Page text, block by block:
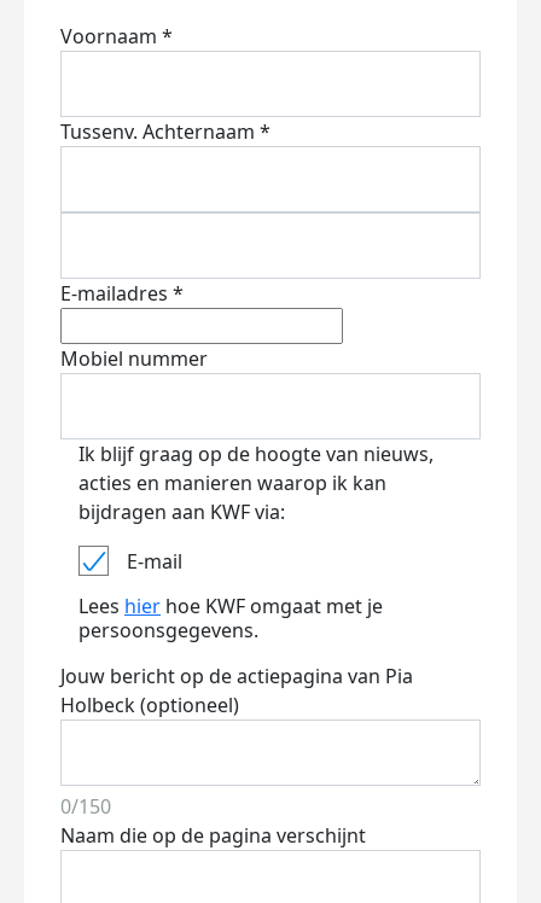
Voornaam *
Tussenv. Achternaam *
E-mailadres *
Mobiel nummer
Ik blijf graag op de hoogte van nieuws,
acties en manieren waarop ik kan
bijdragen aan KWF via:
E-mail
Lees hier hoe KWF omgaat met je
persoonsgegevens.
Jouw bericht op de actiepagina van Pia
Holbeck (optioneel)
0/150
Naam die op de pagina verschijnt